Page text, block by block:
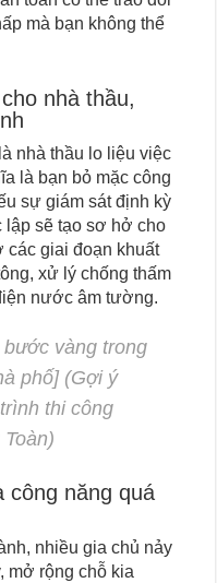
mà bạn không thể
nhà thầu,
nhà thầu lo liệu việc
là bạn bỏ mặc công
sự giám sát định kỳ
lập sẽ tạo sơ hở cho
các giai đoạn khuất
xử lý chống thấm
nước âm tường.
vàng trong
phố] (Gợi ý
thi công
công năng quá
nhiều gia chủ nảy
mở rộng chỗ kia